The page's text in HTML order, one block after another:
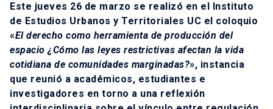
Este jueves 26 de marzo se realizó en el Instituto
de Estudios Urbanos y Territoriales UC el coloquio
«El derecho como herramienta de producción del
espacio ¿Cómo las leyes restrictivas afectan la vida
cotidiana de comunidades marginadas?», instancia
que reunió a académicos, estudiantes e
investigadores en torno a una reflexión